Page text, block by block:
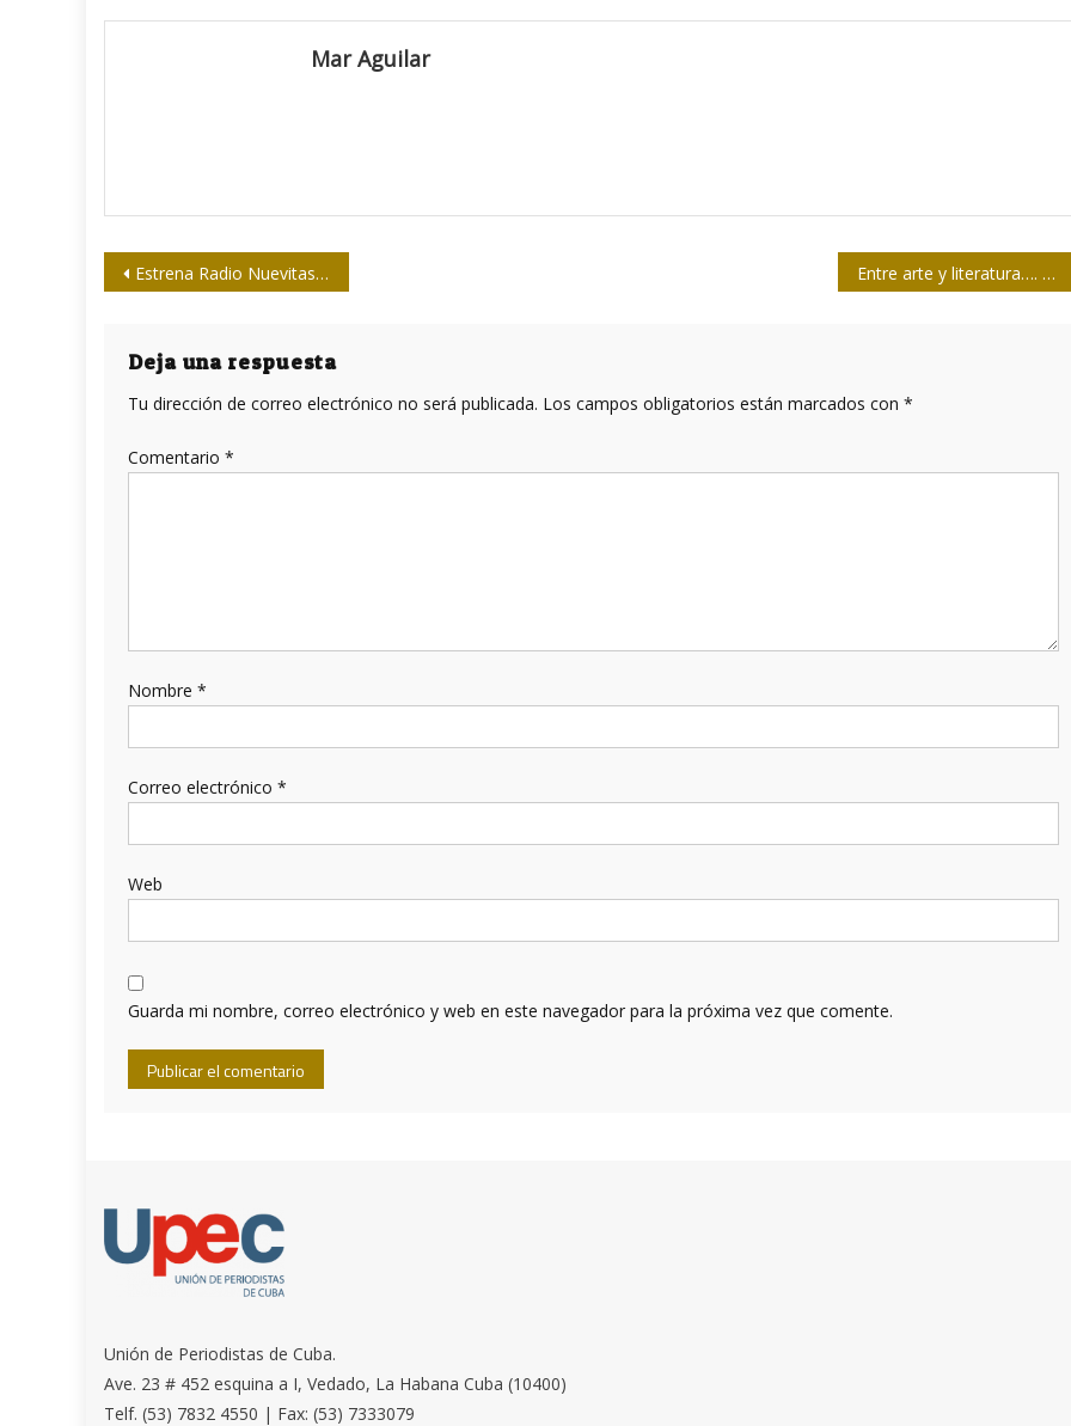
Mar Aguilar
Navegación
entradas
Estrena Radio Nuevitas casa nueva Entre arte y literatura…. Casaus
Deja una respuesta
Tu dirección de correo electrónico no será publicada. Los campos obligatorios están marcados con *
Comentario *
Nombre *
Correo electrónico *
Web
Guarda mi nombre, correo electrónico y web en este navegador para la próxima vez que comente.
Unión de Periodistas de Cuba.
Ave. 23 # 452 esquina a I, Vedado, La Habana Cuba (10400)
Telf. (53) 7832 4550 | Fax: (53) 7333079